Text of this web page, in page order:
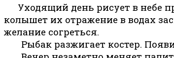
Уходящий день рисует в небе
колышет их отражение в водах
желание согреться.
Рыбак разжигает костер.